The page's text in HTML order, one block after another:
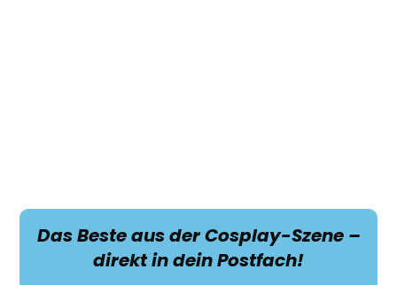
Das Beste aus der Cosplay-Szene –
direkt in dein Postfach!